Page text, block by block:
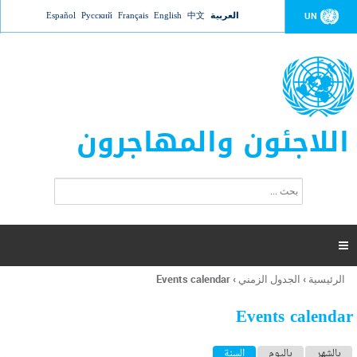
Jump to navigation UN العربية 中文
English
Français
Русский
Español
اللاجئون والمهاجرون
ت
ر
ل
ح
ب

أنت
هنا
الرئيسية › الجدول الزمني ›
Events calendar
Events calendar